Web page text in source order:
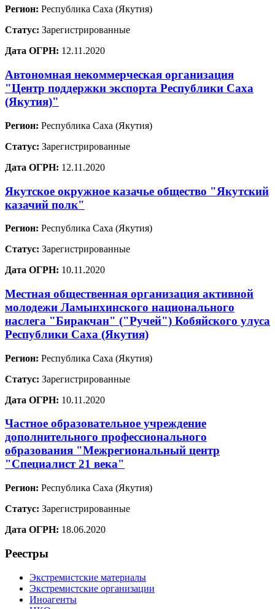
Регион: Республика Саха (Якутия)
Статус: Зарегистрированные
Дата ОГРН: 12.11.2020
Автономная некоммерческая организация
"Центр поддержки экспорта Республики Саха
(Якутия)"
Регион: Республика Саха (Якутия)
Статус: Зарегистрированные
Дата ОГРН: 12.11.2020
Якутское окружное казачье общество "Якутский
казачий полк"
Регион: Республика Саха (Якутия)
Статус: Зарегистрированные
Дата ОГРН: 10.11.2020
Местная общественная организация активной
молодежи Ламынхинского национального
наслега "Биракчан" ("Ручей") Кобяйского улуса
Республики Саха (Якутия)
Регион: Республика Саха (Якутия)
Статус: Зарегистрированные
Дата ОГРН: 10.11.2020
Частное образовательное учреждение
дополнительного профессионального
образования "Межрегиональный центр
"Специалист 21 века"
Регион: Республика Саха (Якутия)
Статус: Зарегистрированные
Дата ОГРН: 18.06.2020
Реестры
Экстремистские материалы
Экстремистские организации
Иноагенты